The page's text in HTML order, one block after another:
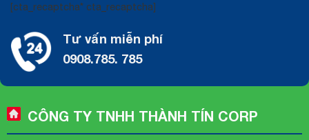
[cta_recaptcha* cta_recaptcha]
Tư vấn miễn phí
0908.785. 785
CÔNG TY TNHH THÀNH TÍN CORP